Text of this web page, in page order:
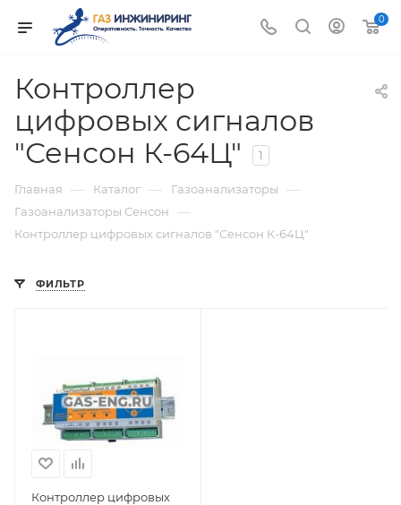
0
Контроллер
цифровых сигналов
"Сенсон К-64Ц"
1
Главная — Каталог — Газоанализаторы —
Газоанализаторы Сенсон —
Контроллер цифровых сигналов "Сенсон К-64Ц"
ФИЛЬТР
Контроллер цифровых